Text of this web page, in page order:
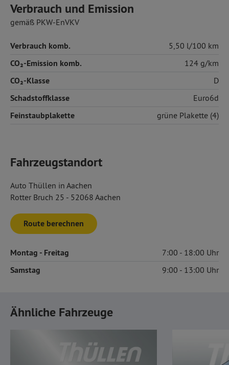
Verbrauch und Emission
gemäß PKW-EnVKV
Verbrauch komb. 5,50 l/100 km
CO₂-Emission komb. 124 g/km
CO₂-Klasse D
Schadstoffklasse Euro6d
Feinstaubplakette grüne Plakette (4)
Fahrzeugstandort
Auto Thüllen in Aachen
Rotter Bruch 25 - 52068 Aachen
Route berechnen
Montag - Freitag 7:00 18:00
Samstag 9:00 13:00
Ähnliche Fahrzeuge